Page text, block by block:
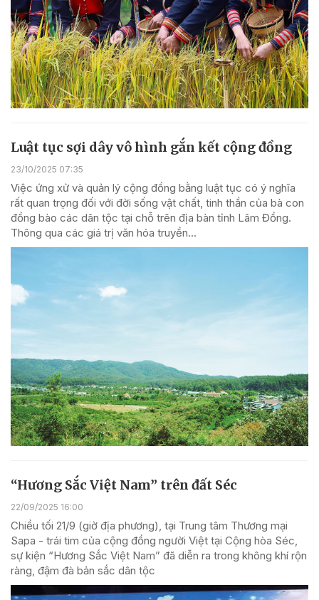
Luật tục sợi dây vô hình gắn kết cộng đồng
23/10/2025 07:35
Việc ứng xử và quản lý cộng đồng bằng luật tục có ý nghĩa
rất quan trọng đối với đời sống vật chất, tinh thần của bà con
đồng bào các dân tộc tại chỗ trên địa bàn tỉnh Lâm Đồng.
Thông qua các giá trị văn hóa truyền...
“Hương Sắc Việt Nam” trên đất Séc
22/09/2025 16:00
Chiều tối 21/9 (giờ địa phương), tại Trung tâm Thương mại
Sapa - trái tim của cộng đồng người Việt tại Cộng hòa Séc,
sự kiện “Hương Sắc Việt Nam” đã diễn ra trong không khí rộn
ràng, đậm đà bản sắc dân tộc